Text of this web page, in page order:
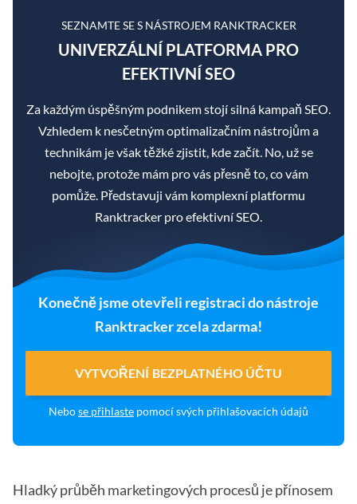
SEZNAMTE SE S NÁSTROJEM RANKTRACKER
UNIVERZÁLNÍ PLATFORMA PRO
EFEKTIVNÍ SEO
Za každým úspěšným podnikem stojí silná kampaň SEO.
Vzhledem k nesčetným optimalizačním nástrojům a
technikám je však těžké zjistit, kde začít. No, už se
nebojte, protože mám pro vás přesně to, co vám
pomůže. Představuji vám komplexní platformu
Ranktracker pro efektivní SEO.
Konečně jsme otevřeli registraci do nástroje
Ranktracker zcela zdarma!
VYTVOŘENÍ BEZPLATNÉHO ÚČTU
Nebose přihlaste pomocí svých přihlašovacích údajů
Hladký průběh marketingových procesů je přínosem